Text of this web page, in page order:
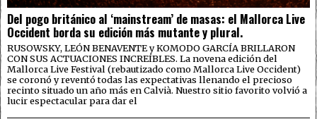
Del pogo británico al ‘mainstream’ de masas: el Mallorca Live
Occident borda su edición más mutante y plural.
RUSOWSKY, LEÓN BENAVENTE y KOMODO GARCÍA BRILLARON
CON SUS ACTUACIONES INCREÍBLES. La novena edición del
Mallorca Live Festival (rebautizado como Mallorca Live Occident)
se coronó y reventó todas las expectativas llenando el precioso
recinto situado un año más en Calvià. Nuestro sitio favorito volvió a
lucir espectacular para dar el